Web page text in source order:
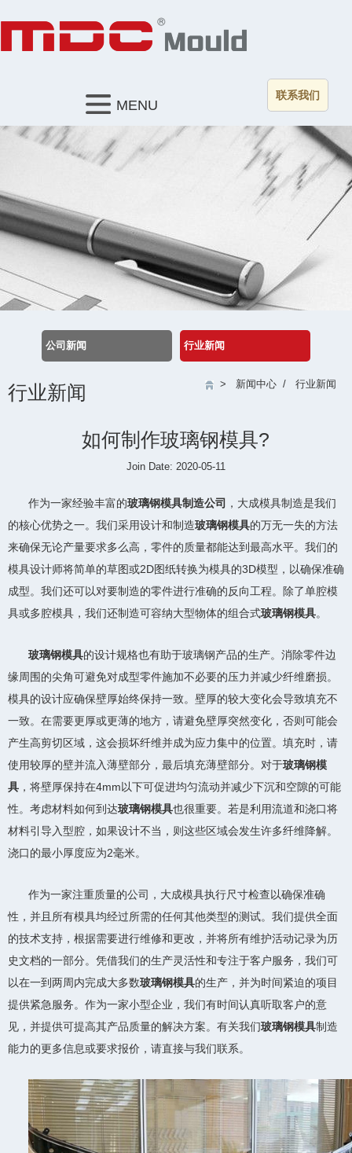
联系我们
MENU
公司新闻 行业新闻
行业新闻 > 新闻中心 / 行业新闻
如何制作玻璃钢模具?
Join Date: 2020-05-11
作为一家经验丰富的玻璃钢模具制造公司 ，大成模具制造是我们
的核心优势之一。我们采用设计和制造玻璃钢模具的万无一失的方法
来确保无论产量要求多么高，零件的质量都能达到最高水平。我们的
模具设计师将简单的草图或2D图纸转换为模具的3D模型，以确保准确
成型。我们还可以对要制造的零件进行准确的反向工程。除了单腔模
具或多腔模具，我们还制造可容纳大型物体的组合式玻璃钢模具。
玻璃钢模具的设计规格也有助于玻璃钢产品的生产。消除零件边
缘周围的尖角可避免对成型零件施加不必要的压力并减少纤维磨损。
模具的设计应确保壁厚始终保持一致。壁厚的较大变化会导致填充不
一致。在需要更厚或更薄的地方，请避免壁厚突然变化，否则可能会
产生高剪切区域，这会损坏纤维并成为应力集中的位置。填充时，请
使用较厚的壁并流入薄壁部分，最后填充薄壁部分。对于玻璃钢模
具 ，将壁厚保持在4mm以下可促进均匀流动并减少下沉和空隙的可能
性。考虑材料如何到达玻璃钢模具也很重要。若是利用流道和浇口将
材料引导入型腔，如果设计不当，则这些区域会发生许多纤维降解。
浇口的最小厚度应为2毫米。
作为一家注重质量的公司，大成模具执行尺寸检查以确保准确
性，并且所有模具均经过所需的任何其他类型的测试。我们提供全面
的技术支持，根据需要进行维修和更改，并将所有维护活动记录为历
史文档的一部分。凭借我们的生产灵活性和专注于客户服务，我们可
以在一到两周内完成大多数玻璃钢模具的生产，并为时间紧迫的项目
提供紧急服务。作为一家小型企业，我们有时间认真听取客户的意
见，并提供可提高其产品质量的解决方案。有关我们玻璃钢模具制造
能力的更多信息或要求报价，请直接与我们联系。